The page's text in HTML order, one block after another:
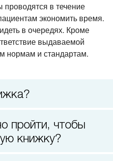
в течение
экономить время.
в очередях. Кроме
выдаваемой
нормам и стандартам.
книжку?